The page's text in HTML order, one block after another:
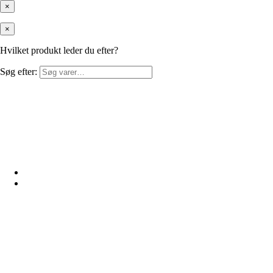
×
×
Hvilket produkt leder du efter?
Søg efter: